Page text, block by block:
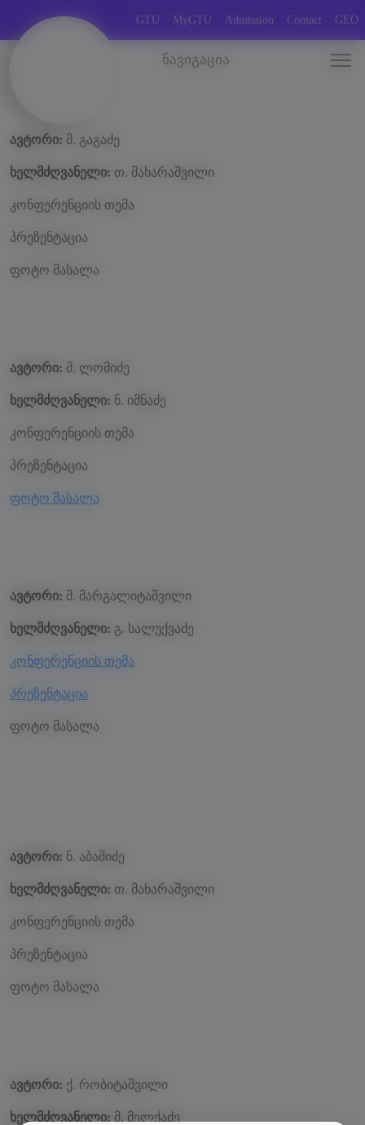
GTU MyGTU Admission Contact GEO
ნავიგაცია
ავტორი: მ. გაგაძე
ხელმძღვანელი: თ. მახარაშვილი
კონფერენციის თემა
პრეზენტაცია
ფოტო მასალა
ავტორი: მ. ლომიძე
ხელმძღვანელი: ნ. იმნაძე
კონფერენციის თემა
პრეზენტაცია
ფოტო მასალა
ავტორი: მ. მარგალიტაშვილი
ხელმძღვანელი: გ. სალუქვაძე
კონფერენციის თემა
პრეზენტაცია
ფოტო მასალა
ავტორი: ნ. აბაშიძე
ხელმძღვანელი: თ. მახარაშვილი
კონფერენციის თემა
პრეზენტაცია
ფოტო მასალა
ავტორი: ქ. რობიტაშვილი
ხელმძღვანელი: მ. მელქაძე